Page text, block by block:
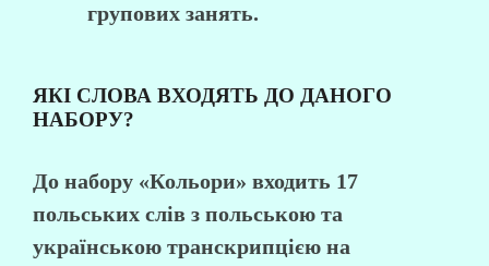
групових занять.
ЯКІ СЛОВА ВХОДЯТЬ ДО ДАНОГО
НАБОРУ?
До набору «Кольори» входить 17
польських слів з польською та
українською транскрипцією на